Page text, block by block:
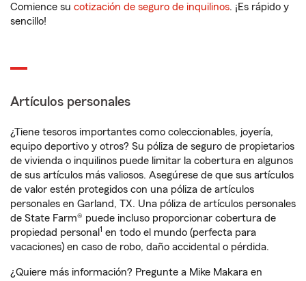
Comience su cotización de seguro de inquilinos. ¡Es rápido y
sencillo!
Artículos personales
¿Tiene tesoros importantes como coleccionables, joyería,
equipo deportivo y otros? Su póliza de seguro de propietarios
de vivienda o inquilinos puede limitar la cobertura en algunos
de sus artículos más valiosos. Asegúrese de que sus artículos
de valor estén protegidos con una póliza de artículos
personales en Garland, TX. Una póliza de artículos personales
de State Farm® puede incluso proporcionar cobertura de
propiedad personal 1 en todo el mundo (perfecta para
vacaciones) en caso de robo, daño accidental o pérdida.
¿Quiere más información? Pregunte a Mike Makara en